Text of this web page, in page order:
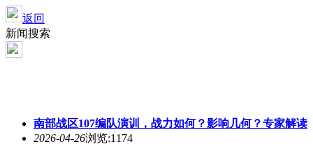
返回
新闻搜索
南部战区107编队演训，战力如何？影响几何？专家解读
2026-04-26浏览:1174